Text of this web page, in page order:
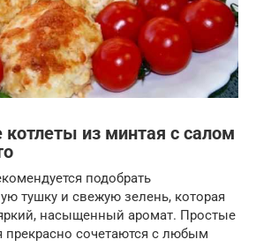
из минтая с салом
подобрать
тушку и свежую зелень, которая
насыщенный аромат. Простые
прекрасно сочетаются с любым